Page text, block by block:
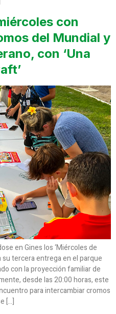
con
del Mundial y
con ‘Una
en Gines los ‘Miércoles de
su tercera entrega en el parque
con la proyección familiar de
desde las 20:00 horas, este
para intercambiar cromos
[…]